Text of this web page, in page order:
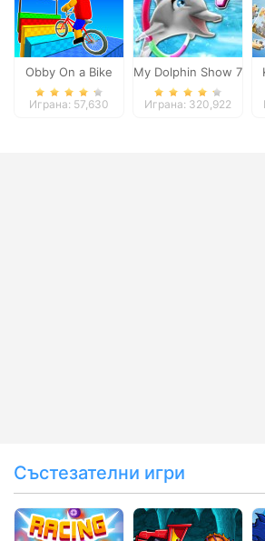
Obby On a Bike
Играна: 57,630
My Dolphin Show 7
Играна: 320,922
Състезателни игри